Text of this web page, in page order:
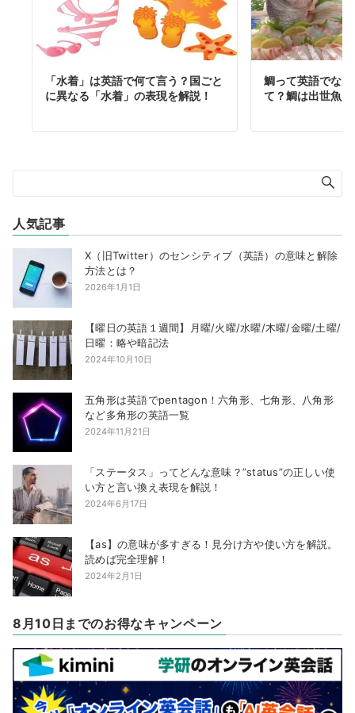
「水着」は英語で何て言う？国ごと
に異なる「水着」の表現を解説！
鯛って英語でな
て？鯛は出世魚？
人気記事
X（旧Twitter）のセンシティブ（英語）の意味と解除
方法とは？
2026年1月1日
【曜日の英語１週間】月曜/火曜/水曜/木曜/金曜/土曜/
日曜：略や暗記法
2024年10月10日
五角形は英語でpentagon！六角形、七角形、八角形
など多角形の英語一覧
2024年11月21日
「ステータス」ってどんな意味？”status”の正しい使
い方と言い換え表現を解説！
2024年6月17日
【as】の意味が多すぎる！見分け方や使い方を解説。
読めば完全理解！
2024年2月1日
8月10日までのお得なキャンペーン